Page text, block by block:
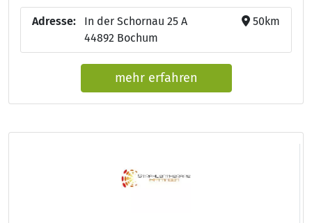
Adresse:
In der Schornau 25 A
44892 Bochum
50km
mehr erfahren